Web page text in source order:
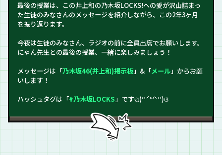
最後の授業は、この井上和の乃木坂LOCKS!への愛が沢山詰まっ
た生徒のみなさんのメッセージを紹介しながら、この2年3ヶ月
を振り返ります。
今夜は生徒のみなさん、ラジオの前に全員出席でお願いします。
にゃん先生との最後の授業、一緒に楽しみましょう！
メッセージは「乃木坂46(井上和)掲示板」&「メール」からお願
いします！
ハッシュタグは「#乃木坂LOCKS」ですପ(꒪ˊ꒳ˋ꒪)ଓ